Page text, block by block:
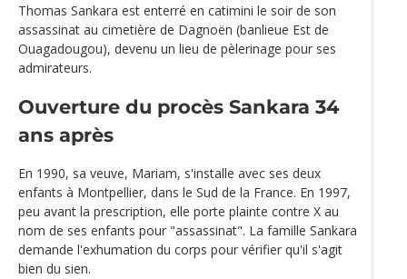
Thomas Sankara est enterré en catimini le soir de son
assassinat au cimetière de Dagnoën (banlieue Est de
Ouagadougou), devenu un lieu de pèlerinage pour ses
admirateurs.
Ouverture du procès Sankara 34
ans après
En 1990, sa veuve, Mariam, s'installe avec ses deux
enfants à Montpellier, dans le Sud de la France. En 1997,
peu avant la prescription, elle porte plainte contre X au
nom de ses enfants pour "assassinat". La famille Sankara
demande l'exhumation du corps pour vérifier qu'il s'agit
bien du sien.